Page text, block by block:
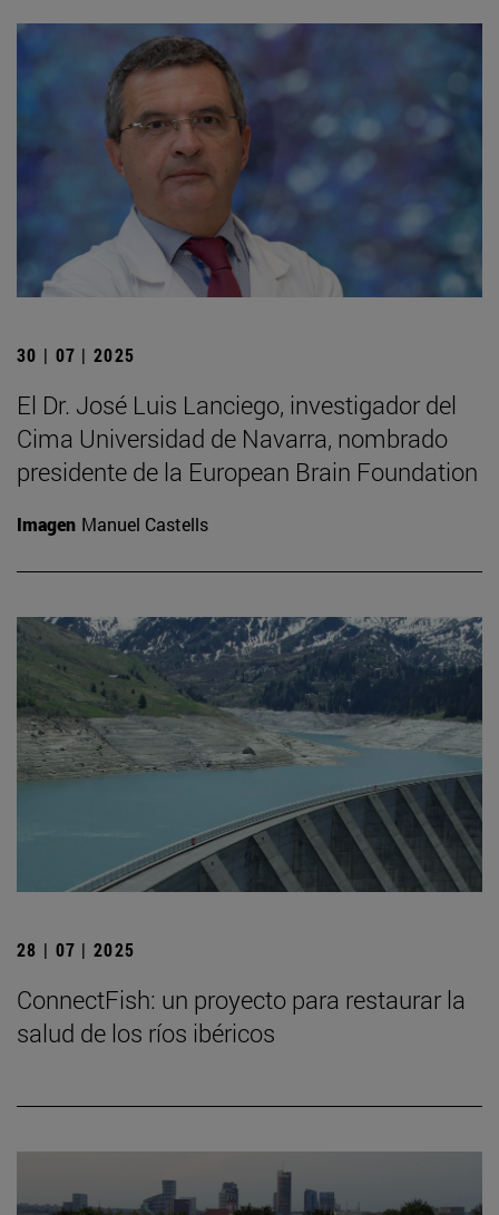
30 | 07 | 2025
El Dr. José Luis Lanciego, investigador del
Cima Universidad de Navarra, nombrado
presidente de la European Brain Foundation
Imagen Manuel Castells
28 | 07 | 2025
ConnectFish: un proyecto para restaurar la
salud de los ríos ibéricos